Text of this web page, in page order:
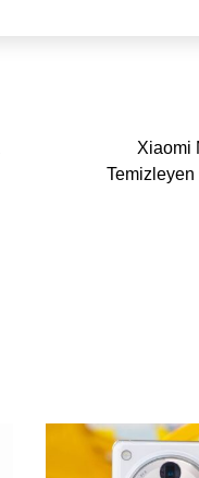
Xiaomi